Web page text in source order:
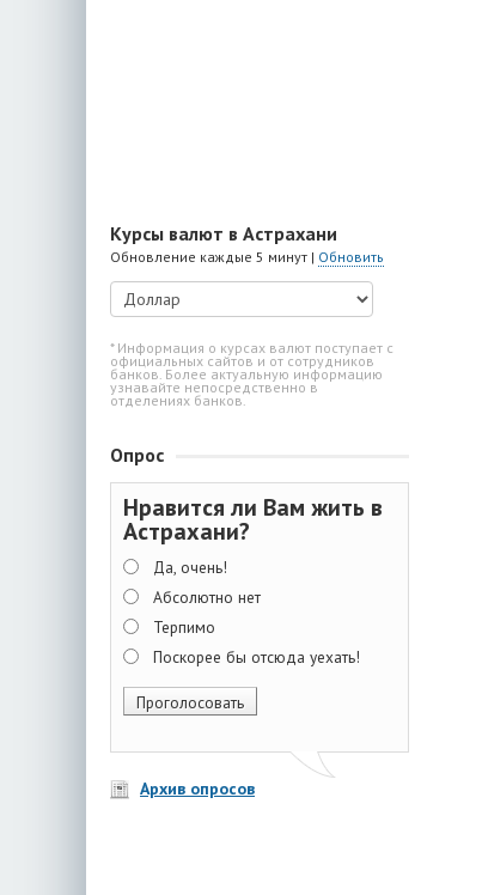
Курсы валют в Астрахани
Обновление каждые 5 минут | Обновить
* Информация о курсах валют поступает с
официальных сайтов и от сотрудников
банков. Более актуальную информацию
узнавайте непосредственно в
отделениях банков.
Опрос
Нравится ли Вам жить в
Астрахани?
Да, очень!
Абсолютно нет
Терпимо
Поскорее бы отсюда уехать!
Архив опросов